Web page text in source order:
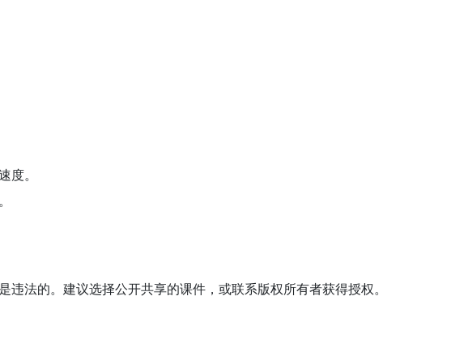
。
法的。建议选择公开共享的课件，或联系版权所有者获得授权。